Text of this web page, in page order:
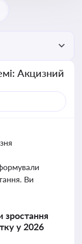
Акцизний
Ви
зростання
у 2026